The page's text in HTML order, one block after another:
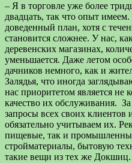
– Я в торговле уже более
двадцать, так что опыт
доведенный план, хотя с
становится сложнее. У нас,
деревенских магазинах,
уменьшается. Даже летом
дачников немного, как и
Залядья, что иногда
нас приоритетом является не
качество их обслуживания.
запросы всех своих клиентов
обязательно учитываем их.
пищевые, так и
стройматериалы, бытовую
такие вещи из тех же Докшиц.